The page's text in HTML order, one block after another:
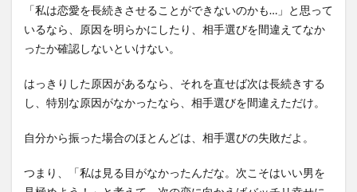
「私は恋愛を長続きさせることができないのかも…」と思って
いるなら、原因を明らかにしたり、相手選びを間違えてなか
ったか確認しないといけない。
はっきりした原因があるなら、それを直せば次は長続きする
し、特別な原因がなかったなら、相手選びを間違えただけ。
自分から振った場合のほとんどは、相手選びの失敗だよ。
つまり、「私は見る目がなかったんだな。次こそはいい男を